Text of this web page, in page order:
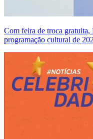
Com feira de troca
programação cultural de